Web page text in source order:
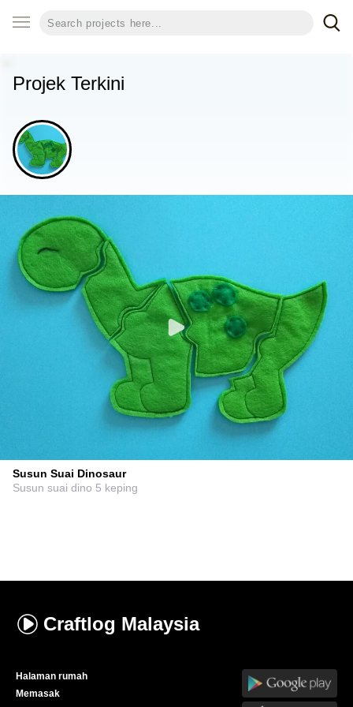
Projek Terkini
Susun Suai Dinosaur
Susun suai dino 5 keping
Craftlog Malaysia
Halaman rumah
Memasak